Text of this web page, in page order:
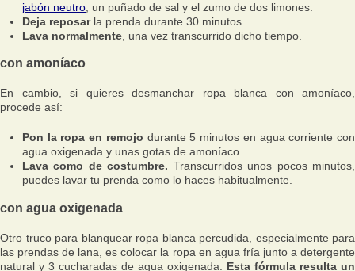
jabón neutro , un puñado de sal y el zumo de dos limones.
Deja reposarla prenda durante 30 minutos.
Lava normalmente , una vez transcurrido dicho tiempo.
con amoníaco
En cambio, si quieres desmanchar ropa blanca con amoníaco,
procede así:
Pon la ropa en remojo durante 5 minutos en agua corriente con
agua oxigenada y unas gotas de amoníaco.
Lava como de costumbre. Transcurridos unos pocos minutos,
puedes lavar tu prenda como lo haces habitualmente.
con agua oxigenada
Otro truco para blanquear ropa blanca percudida, especialmente para
las prendas de lana, es colocar la ropa en agua fría junto a detergente
natural y 3 cucharadas de agua oxigenada. Esta fórmula resulta un